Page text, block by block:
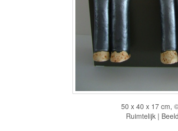
50 x 40 x 17 cm,
Ruimtelijk |